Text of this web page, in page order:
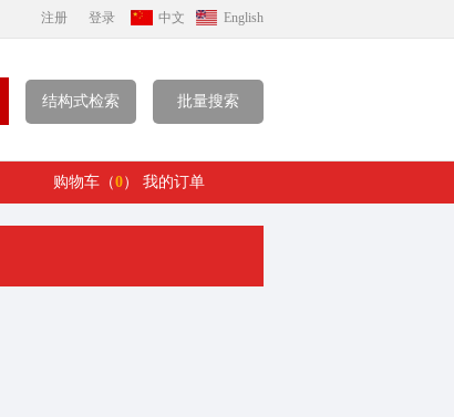
注册 登录 中文 English
结构式检索 批量搜索
购物车（0） 我的订单